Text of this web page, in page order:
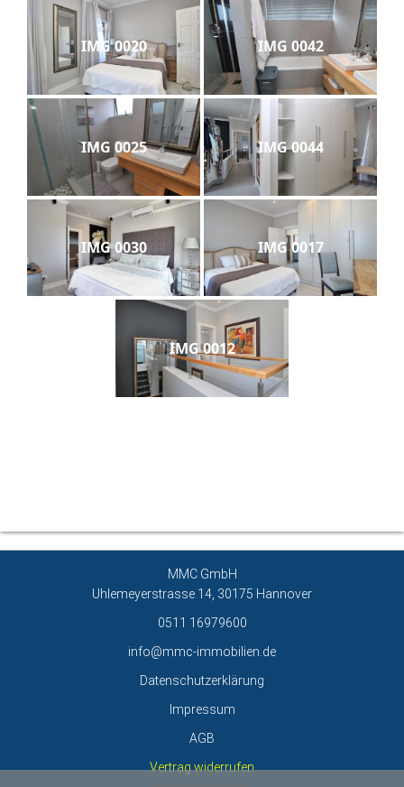
IMG 0020 IMG 0042
IMG 0025 IMG 0044
IMG 0030 IMG 0017
IMG 0012
MMC GmbH
Uhlemeyerstrasse 14, 30175 Hannover
0511 16979600
info@mmc-immobilien.de
Datenschutzerklärung
Impressum
AGB
Vertrag widerrufen